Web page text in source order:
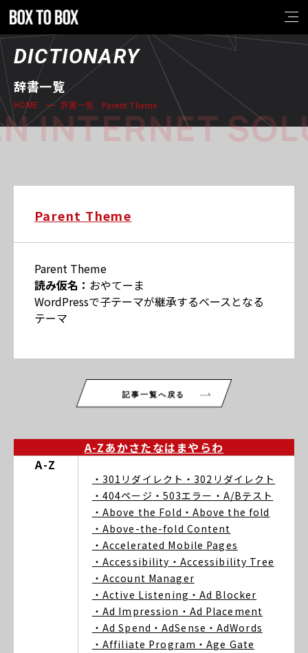
DICTIONARY
辞書一覧
HOME 辞書一覧 Parent Theme
INTERNET
Parent Theme
Parent Theme
読み仮名： おやてーま
WordPressで子テーマが継承するベースとなる
テーマ
記事一覧へ戻る
A-Zあかさたなは まや らわ
A-Z
・301リダイレクト ・302リダイレクト
・404ページ ・503エラー ・A/Bテスト
・Above the Fold ・Above the fold
・Above-the-fold Content
・Accelerated Mobile Pages
・Accessibility ・Accessibility Tree
・Account Manager
・Active Listening ・Ad Blocker
・Ad Impression ・Ad Placement
・Ad Spend ・AdSense ・AdWords
・Affiliate Program ・Age Gate